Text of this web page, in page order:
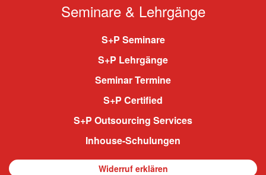
Seminare & Lehrgänge
S+P Seminare
S+P Lehrgänge
Seminar Termine
S+P Certified
S+P Outsourcing Services
Inhouse-Schulungen
Widerruf erklären